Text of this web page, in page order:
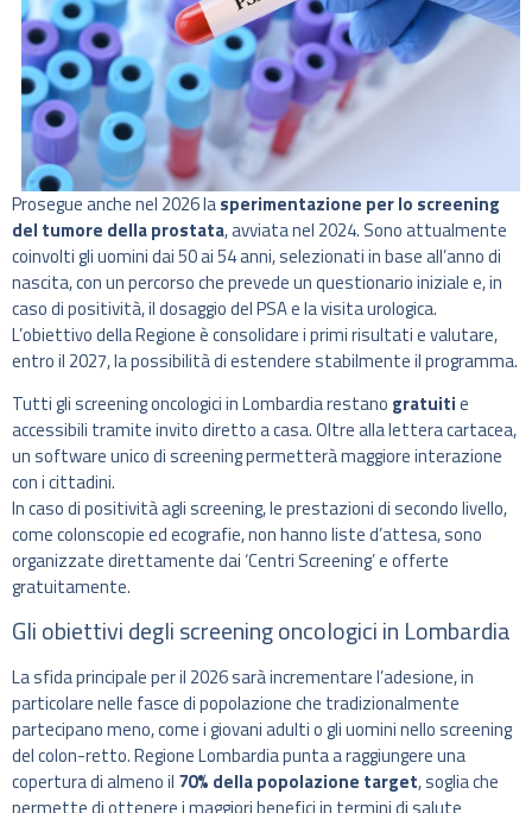
Prosegue anche nel 2026 lasperimentazione per lo screening
del tumore della prostata, avviata nel 2024. Sono attualmente
coinvolti gli uomini dai 50 ai 54 anni, selezionati in base all’anno di
nascita, con un percorso che prevede un questionario iniziale e, in
caso di positività, il dosaggio del PSA e la visita urologica.
L’obiettivo della Regione è consolidare i primi risultati e valutare,
entro il 2027, la possibilità di estendere stabilmente il programma.
Tutti gli screening oncologici in Lombardia restano gratuitie
accessibili tramite invito diretto a casa. Oltre alla lettera cartacea,
un software unico di screening permetterà maggiore interazione
con i cittadini.
In caso di positività agli screening, le prestazioni di secondo livello,
come colonscopie ed ecografie, non hanno liste d’attesa, sono
organizzate direttamente dai ‘Centri Screening’ e offerte
gratuitamente.
Gli obiettivi degli screening oncologici in Lombardia
La sfida principale per il 2026 sarà incrementare l’adesione, in
particolare nelle fasce di popolazione che tradizionalmente
partecipano meno, come i giovani adulti o gli uomini nello screening
del colon-retto. Regione Lombardia punta a raggiungere una
copertura di almeno il 70% della popolazione target, soglia che